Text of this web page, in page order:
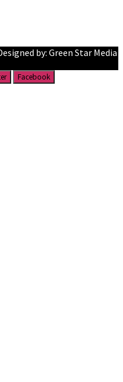
by: Green Star Media
Facebook